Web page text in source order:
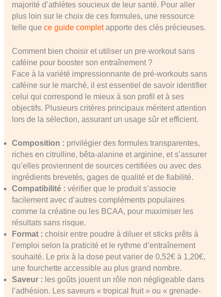
majorité d’athlètes soucieux de leur santé. Pour aller
plus loin sur le choix de ces formules, une ressource
telle que ce guide completapporte des clés précieuses.
Comment bien choisir et utiliser un pre-workout sans
caféine pour booster son entraînement ?
Face à la variété impressionnante de pré-workouts sans
caféine sur le marché, il est essentiel de savoir identifier
celui qui correspond le mieux à son profil et à ses
objectifs. Plusieurs critères principaux méritent attention
lors de la sélection, assurant un usage sûr et efficient.
Composition : privilégier des formules transparentes,
riches en citrulline, bêta-alanine et arginine, et s’assurer
qu’elles proviennent de sources certifiées ou avec des
ingrédients brevetés, gages de qualité et de fiabilité.
Compatibilité : vérifier que le produit s’associe
facilement avec d’autres compléments populaires
comme la créatine ou les BCAA, pour maximiser les
résultats sans risque.
Format : choisir entre poudre à diluer et sticks prêts à
l’emploi selon la praticité et le rythme d’entraînement
souhaité. Le prix à la dose peut varier de 0,52€ à 1,20€,
une fourchette accessible au plus grand nombre.
Saveur : les goûts jouent un rôle non négligeable dans
l’adhésion. Les saveurs « tropical fruit » ou « grenade-